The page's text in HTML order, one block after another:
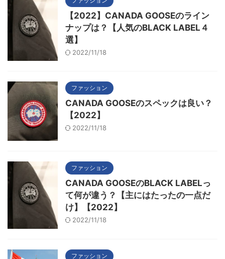
【2022】CANADA GOOSEのライン
ナップは？【人気のBLACK LABEL４
選】
2022/11/18
ファッション
CANADA GOOSEのスペックは良い？
【2022】
2022/11/18
ファッション
CANADA GOOSEのBLACK LABELっ
て何が違う？【主にはたったの一点だ
け】【2022】
2022/11/18
ファッション